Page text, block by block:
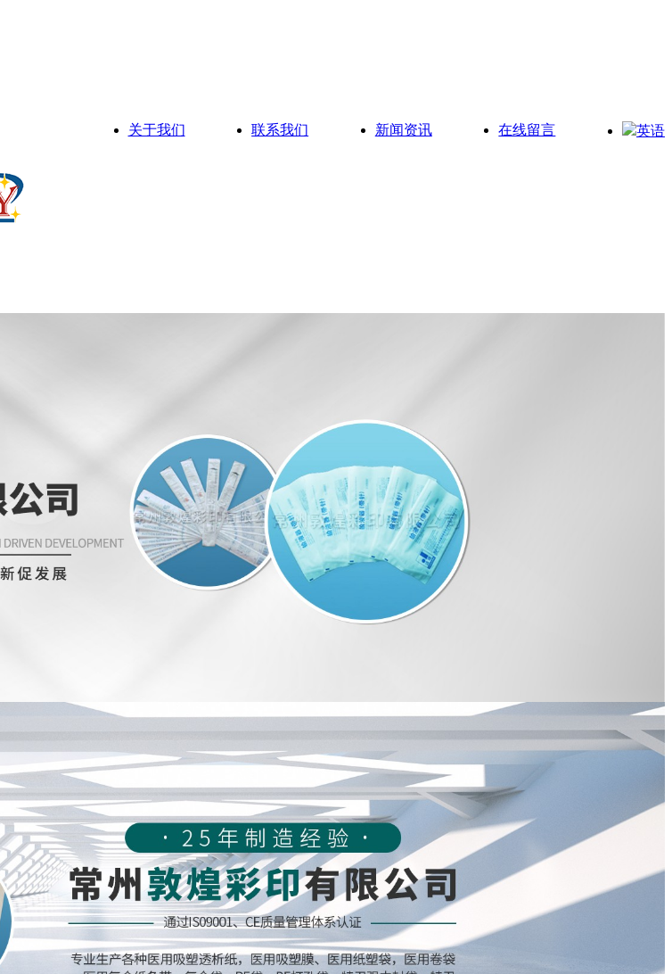
关于我们 联系我们 新闻资讯 在线留言 英语